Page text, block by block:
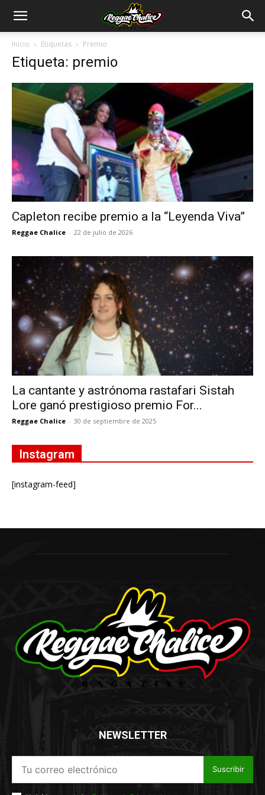
Inicio Etiquetas Premio
Etiqueta: premio
Capleton recibe premio a la “Leyenda Viva”
Reggae Chalice - 22 de julio de 2026
La cantante y astrónoma rastafari Sistah
Lore ganó prestigioso premio For...
Reggae Chalice - 30 de septiembre de 2025
Instagram
[instagram-feed]
NEWSLETTER
Suscribir